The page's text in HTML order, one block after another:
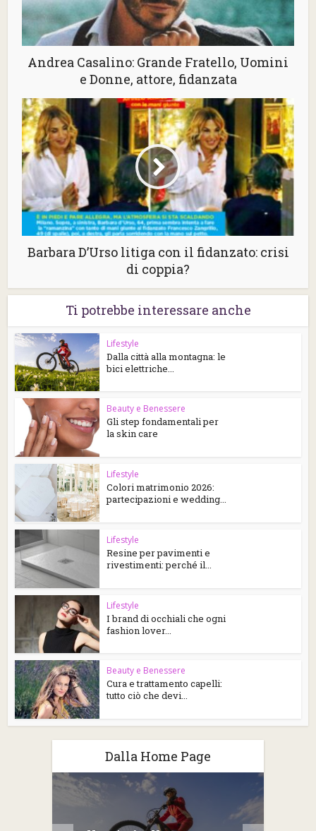
Andrea Casalino: Grande Fratello, Uomini
e Donne, attore, fidanzata
Barbara D’Urso litiga con il fidanzato: crisi
di coppia?
Ti potrebbe interessare anche
Lifestyle
Dalla città alla montagna: le
bici elettriche...
Beauty e Benessere
Gli step fondamentali per
la skin care
Lifestyle
Colori matrimonio 2026:
partecipazioni e wedding...
Lifestyle
Resine per pavimenti e
rivestimenti: perché il...
Lifestyle
I brand di occhiali che ogni
fashion lover...
Beauty e Benessere
Cura e trattamento capelli:
tutto ciò che devi...
Dalla Home Page